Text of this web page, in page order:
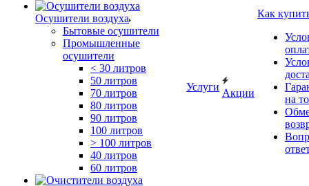
Осушители воздуха
Бытовые осушители
Промышленные
осушители
< 30 литров
50 литров
70 литров
80 литров
90 литров
100 литров
> 100 литров
40 литров
60 литров
Услуги
Акции
Как
на